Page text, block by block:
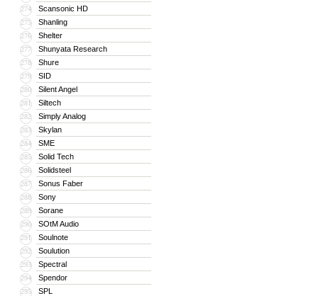
274 Scansonic HD
275 Shanling
276 Shelter
277 Shunyata Research
278 Shure
279 SID
280 Silent Angel
281 Siltech
282 Simply Analog
283 Skylan
284 SME
285 Solid Tech
286 Solidsteel
287 Sonus Faber
288 Sony
289 Sorane
290 SOtM Audio
291 Soulnote
292 Soulution
293 Spectral
294 Spendor
295 SPL